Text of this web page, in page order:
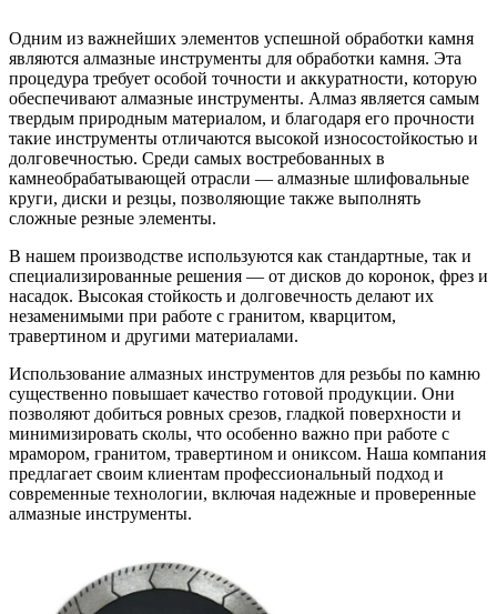
Одним из важнейших элементов успешной обработки камня
являются алмазные инструменты для обработки камня. Эта
процедура требует особой точности и аккуратности, которую
обеспечивают алмазные инструменты. Алмаз является самым
твердым природным материалом, и благодаря его прочности
такие инструменты отличаются высокой износостойкостью и
долговечностью. Среди самых востребованных в
камнеобрабатывающей отрасли — алмазные шлифовальные
круги, диски и резцы, позволяющие также выполнять
сложные резные элементы.
В нашем производстве используются как стандартные, так и
специализированные решения — от дисков до коронок, фрез и
насадок. Высокая стойкость и долговечность делают их
незаменимыми при работе с гранитом, кварцитом,
травертином и другими материалами.
Использование алмазных инструментов для резьбы по камню
существенно повышает качество готовой продукции. Они
позволяют добиться ровных срезов, гладкой поверхности и
минимизировать сколы, что особенно важно при работе с
мрамором, гранитом, травертином и ониксом. Наша компания
предлагает своим клиентам профессиональный подход и
современные технологии, включая надежные и проверенные
алмазные инструменты.